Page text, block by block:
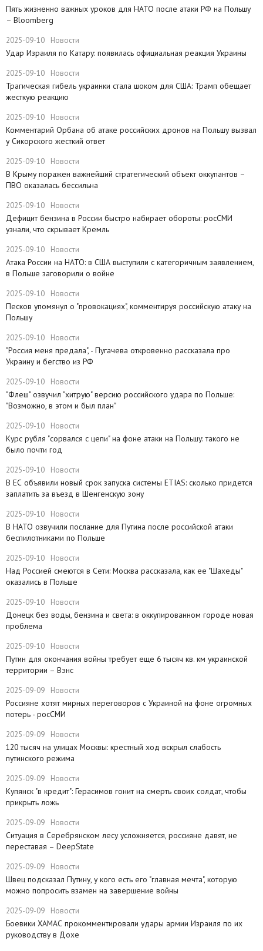
Пять жизненно важных уроков для НАТО после атаки РФ на Польшу
– Bloomberg
2025-09-10 Новости
Удар Израиля по Катару: появилась официальная реакция Украины
2025-09-10 Новости
Трагическая гибель украинки стала шоком для США: Трамп обещает
жесткую реакцию
2025-09-10 Новости
Комментарий Орбана об атаке российских дронов на Польшу вызвал
у Сикорского жесткий ответ
2025-09-10 Новости
В Крыму поражен важнейший стратегический объект оккупантов –
ПВО оказалась бессильна
2025-09-10 Новости
Дефицит бензина в России быстро набирает обороты: росСМИ
узнали, что скрывает Кремль
2025-09-10 Новости
Атака России на НАТО: в США выступили с категоричным заявлением,
в Польше заговорили о войне
2025-09-10 Новости
Песков упомянул о "провокациях", комментируя российскую атаку на
Польшу
2025-09-10 Новости
"Россия меня предала", - Пугачева откровенно рассказала про
Украину и бегство из РФ
2025-09-10 Новости
"Флеш" озвучил "хитрую" версию российского удара по Польше:
"Возможно, в этом и был план"
2025-09-10 Новости
Курс рубля "сорвался с цепи" на фоне атаки на Польшу: такого не
было почти год
2025-09-10 Новости
В ЕС объявили новый срок запуска системы ETIAS: сколько придется
заплатить за въезд в Шенгенскую зону
2025-09-10 Новости
В НАТО озвучили послание для Путина после российской атаки
беспилотниками по Польше
2025-09-10 Новости
Над Россией смеются в Сети: Москва рассказала, как ее "Шахеды"
оказались в Польше
2025-09-10 Новости
Донецк без воды, бензина и света: в оккупированном городе новая
проблема
2025-09-10 Новости
Путин для окончания войны требует еще 6 тысяч кв. км украинской
территории – Вэнс
2025-09-09 Новости
Россияне хотят мирных переговоров с Украиной на фоне огромных
потерь - росСМИ
2025-09-09 Новости
120 тысяч на улицах Москвы: крестный ход вскрыл слабость
путинского режима
2025-09-09 Новости
​Купянск "в кредит": Герасимов гонит на смерть своих солдат, чтобы
прикрыть ложь
2025-09-09 Новости
Ситуация в Серебрянском лесу усложняется, россияне давят, не
переставая – DeepState
2025-09-09 Новости
Швец подсказал Путину, у кого есть его "главная мечта", которую
можно попросить взамен на завершение войны
2025-09-09 Новости
Боевики ХАМАС прокомментировали удары армии Израиля по их
руководству в Дохе